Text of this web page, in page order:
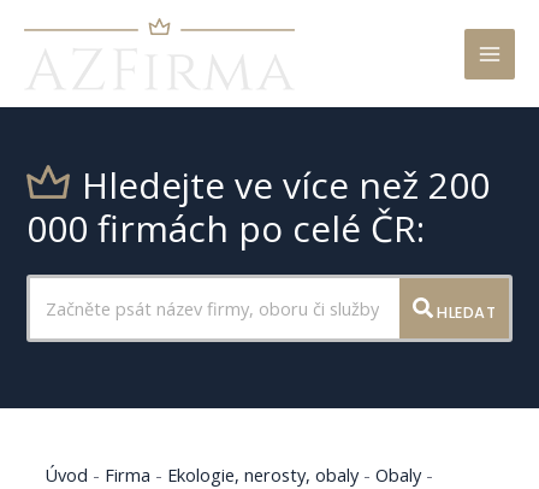
Hledejte ve více než 200
000 firmách po celé ČR:
HLEDAT
Úvod - Firma - Ekologie, nerosty, obaly-Obaly-